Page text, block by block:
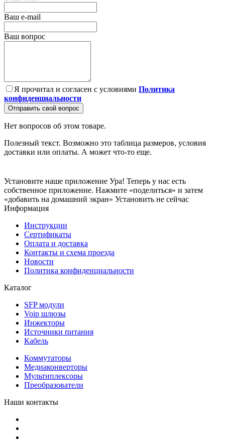
Ваш e-mail
Ваш вопрос
Я прочитал и согласен с условиями Политика
конфиденциальности
Отправить свой вопрос
Нет вопросов об этом товаре.
Полезный текст. Возможно это таблица размеров, условия
доставки или оплаты. А может что-то еще.
Установите наше приложение Ура! Теперь у нас есть
собственное приложение. Нажмите «поделиться» и затем
«добавить на домашний экран» Установить не сейчас
Информация
Инструкции
Сертификаты
Оплата и доставка
Контакты и схема проезда
Новости
Политика конфиденциальности
Каталог
SFP модули
Voip шлюзы
Инжекторы
Источники питания
Кабель
Коммутаторы
Медиаконверторы
Мультиплексоры
Преобразователи
Наши контакты